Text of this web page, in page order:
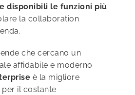
disponibili le funzioni più
la collaboration
che cercano un
affidabile e moderno
è la migliore
il costante